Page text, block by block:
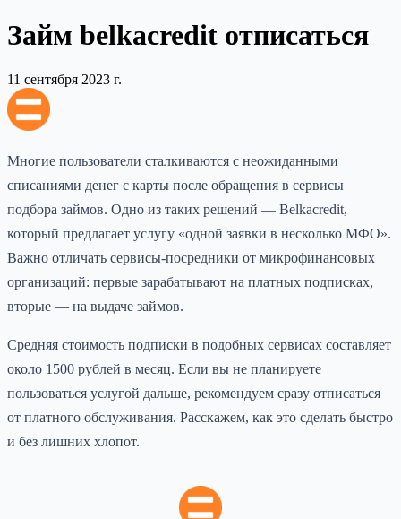
Займ belkacredit отписаться
11 сентября 2023 г.
Многие пользователи сталкиваются с неожиданными
списаниями денег с карты после обращения в сервисы
подбора займов. Одно из таких решений — Belkacredit,
который предлагает услугу «одной заявки в несколько МФО».
Важно отличать сервисы-посредники от микрофинансовых
организаций: первые зарабатывают на платных подписках,
вторые — на выдаче займов.
Средняя стоимость подписки в подобных сервисах составляет
около 1500 рублей в месяц. Если вы не планируете
пользоваться услугой дальше, рекомендуем сразу отписаться
от платного обслуживания. Расскажем, как это сделать быстро
и без лишних хлопот.